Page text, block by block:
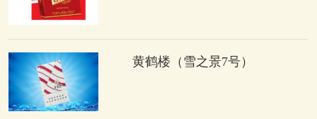
黄鹤楼（雪之景7号）